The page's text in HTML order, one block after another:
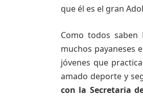
que él es el gran
Como todos
muchos payaneses
jóvenes que
amado deporte y
con la Secretaria